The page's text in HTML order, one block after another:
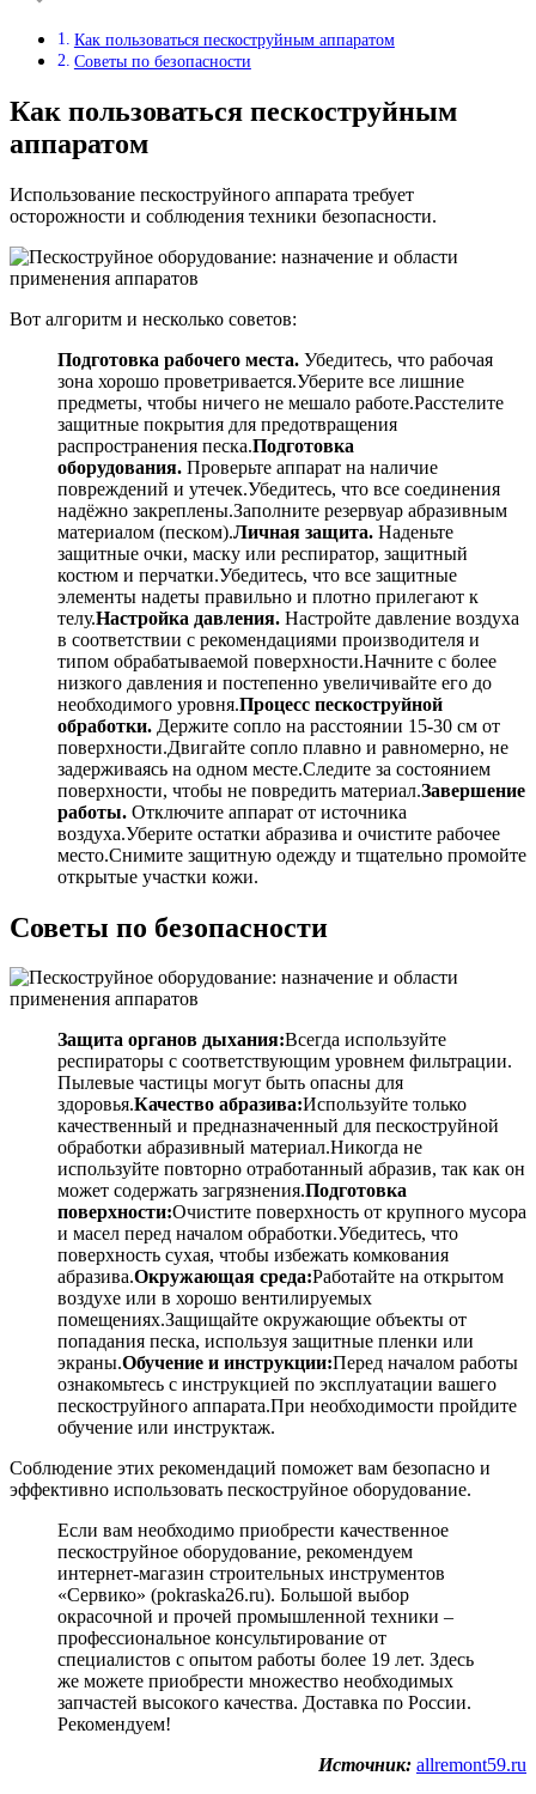
Как пользоваться пескоструйным аппаратом
Советы по безопасности
Как пользоваться пескоструйным
аппаратом
Использование пескоструйного аппарата требует
осторожности и соблюдения техники безопасности.
Вот алгоритм и несколько советов:
Подготовка рабочего места. Убедитесь, что рабочая
зона хорошо проветривается.Уберите все лишние
предметы, чтобы ничего не мешало работе.Расстелите
защитные покрытия для предотвращения
распространения песка.Подготовка
оборудования. Проверьте аппарат на наличие
повреждений и утечек.Убедитесь, что все соединения
надёжно закреплены.Заполните резервуар абразивным
материалом (песком).Личная защита. Наденьте
защитные очки, маску или респиратор, защитный
костюм и перчатки.Убедитесь, что все защитные
элементы надеты правильно и плотно прилегают к
телу.Настройка давления. Настройте давление воздуха
в соответствии с рекомендациями производителя и
типом обрабатываемой поверхности.Начните с более
низкого давления и постепенно увеличивайте его до
необходимого уровня.Процесс пескоструйной
обработки. Держите сопло на расстоянии 15-30 см от
поверхности.Двигайте сопло плавно и равномерно, не
задерживаясь на одном месте.Следите за состоянием
поверхности, чтобы не повредить материал.Завершение
работы. Отключите аппарат от источника
воздуха.Уберите остатки абразива и очистите рабочее
место.Снимите защитную одежду и тщательно промойте
открытые участки кожи.
Советы по безопасности
Защита органов дыхания:Всегда используйте
респираторы с соответствующим уровнем фильтрации.
Пылевые частицы могут быть опасны для
здоровья.Качество абразива:Используйте только
качественный и предназначенный для пескоструйной
обработки абразивный материал.Никогда не
используйте повторно отработанный абразив, так как он
может содержать загрязнения.Подготовка
поверхности:Очистите поверхность от крупного мусора
и масел перед началом обработки.Убедитесь, что
поверхность сухая, чтобы избежать комкования
абразива.Окружающая среда:Работайте на открытом
воздухе или в хорошо вентилируемых
помещениях.Защищайте окружающие объекты от
попадания песка, используя защитные пленки или
экраны.Обучение и инструкции:Перед началом работы
ознакомьтесь с инструкцией по эксплуатации вашего
пескоструйного аппарата.При необходимости пройдите
обучение или инструктаж.
Соблюдение этих рекомендаций поможет вам безопасно и
эффективно использовать пескоструйное оборудование.
Если вам необходимо приобрести качественное
пескоструйное оборудование, рекомендуем
интернет-магазин строительных инструментов
«Сервико» (pokraska26.ru). Большой выбор
окрасочной и прочей промышленной техники –
профессиональное консультирование от
специалистов с опытом работы более 19 лет. Здесь
же можете приобрести множество необходимых
запчастей высокого качества. Доставка по России.
Рекомендуем!
Источник: allremont59.ru